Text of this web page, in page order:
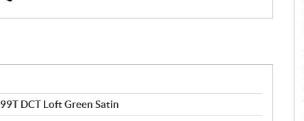
DCT Loft Green Satin